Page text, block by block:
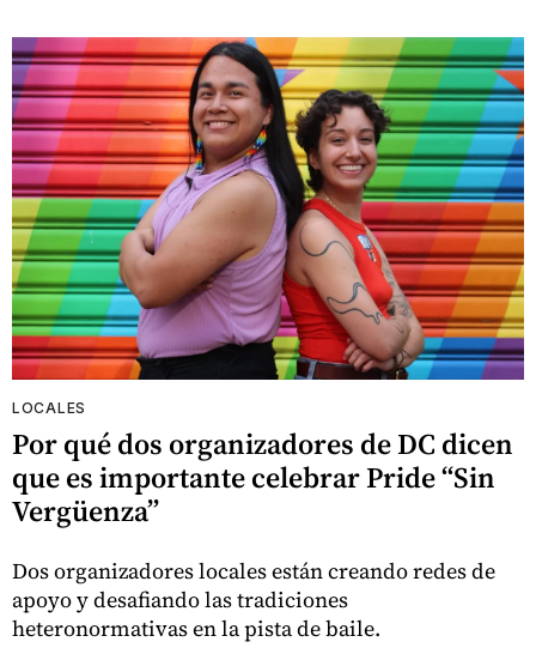
LOCALES
Por qué dos organizadores de DC dicen
que es importante celebrar Pride “Sin
Vergüenza”
Dos organizadores locales están creando redes de
apoyo y desafiando las tradiciones
heteronormativas en la pista de baile.